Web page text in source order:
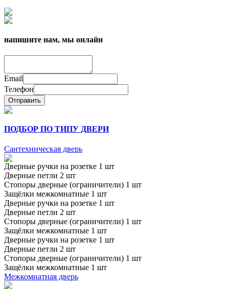
напишите нам, мы онлайн
Email
Телефон
Отправить
ПОДБОР ПО ТИПУ ДВЕРИ
Сантехническая дверь
Дверные ручки на розетке 1 шт
Дверные петли 2 шт
Стопоры дверные (ограничители) 1 шт
Защёлки межкомнатные 1 шт
Дверные ручки на розетке 1 шт
Дверные петли 2 шт
Стопоры дверные (ограничители) 1 шт
Защёлки межкомнатные 1 шт
Дверные ручки на розетке 1 шт
Дверные петли 2 шт
Стопоры дверные (ограничители) 1 шт
Защёлки межкомнатные 1 шт
Межкомнатная дверь